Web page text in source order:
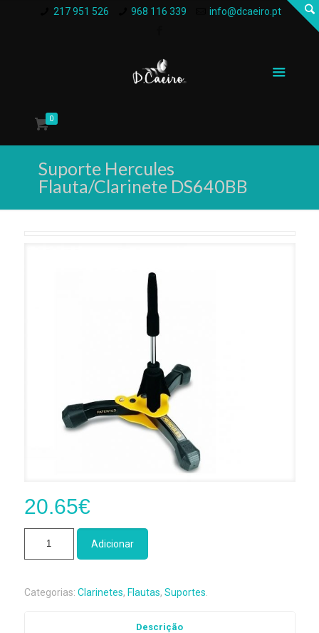
217 951 526 968 116 339 info@dcaeiro.pt
0
Suporte Hercules
Flauta/Clarinete DS640BB
20.65€
Flauta/Clarinete
Adicionar
Categorias: Clarinetes, Flautas, Suportes
Descrição